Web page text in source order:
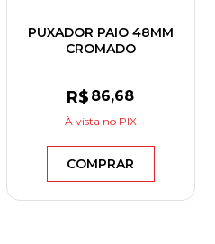
PUXADOR PAIO 48MM
CROMADO
R$ 86,68
À vista no PIX
COMPRAR